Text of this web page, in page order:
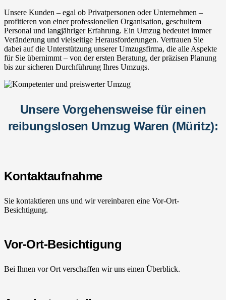
Unsere Kunden – egal ob Privatpersonen oder Unternehmen –
profitieren von einer professionellen Organisation, geschultem
Personal und langjähriger Erfahrung. Ein Umzug bedeutet immer
Veränderung und vielseitige Herausforderungen. Vertrauen Sie
dabei auf die Unterstützung unserer Umzugsfirma, die alle Aspekte
für Sie übernimmt – von der ersten Beratung, der präzisen Planung
bis zur sicheren Durchführung Ihres Umzugs.
Unsere Vorgehensweise für einen
reibungslosen Umzug Waren (Müritz):
Kontaktaufnahme
Sie kontaktieren uns und wir vereinbaren eine Vor-Ort-
Besichtigung.
Vor-Ort-Besichtigung
Bei Ihnen vor Ort verschaffen wir uns einen Überblick.